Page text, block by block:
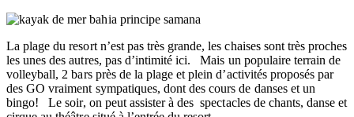
La plage du resort n’est pas très grande, les chaises sont très proches
les unes des autres, pas d’intimité ici. Mais un populaire terrain de
volleyball, 2 bars près de la plage et plein d’activités proposés par
des GO vraiment sympatiques, dont des cours de danses et un
bingo! Le soir, on peut assister à des spectacles de chants, danse et